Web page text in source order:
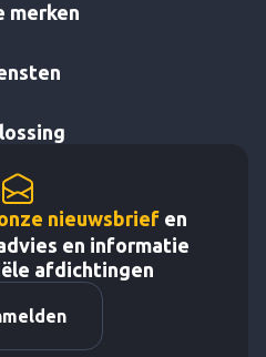
merken
nieuwsbrief en
en informatie
afdichtingen